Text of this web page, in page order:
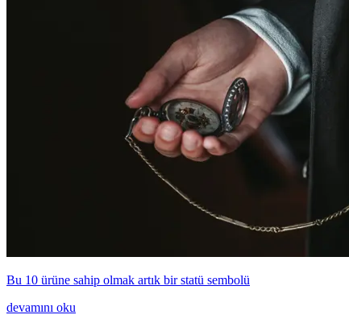
Bu 10 ürüne sahip olmak artık bir statü sembolü
devamını oku